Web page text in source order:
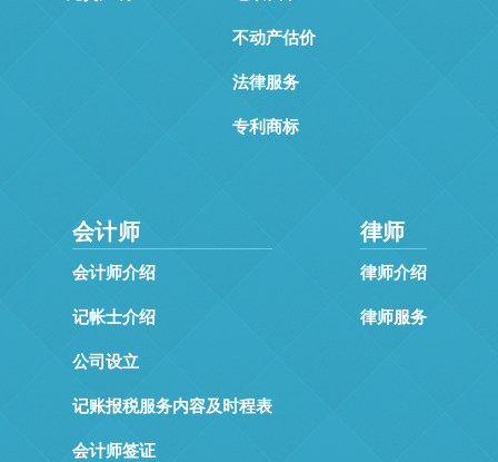
不动产估价
法律服务
专利商标
会计师
会计师介绍
记帐士介绍
公司设立
记账报税服务内容及时程表
会计师签证
律师
律师介绍
律师服务